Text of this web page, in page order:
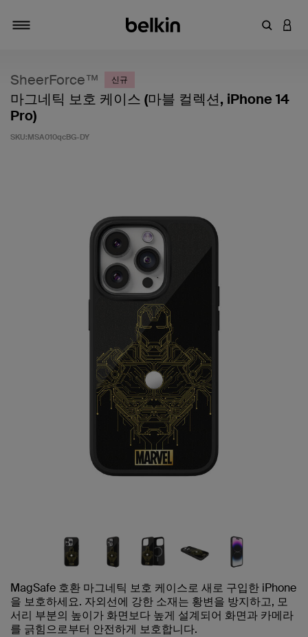
키워드
SheerForce™ 신규
마그네틱 보호 케이스 (마블 컬렉션, iPhone 14
Pro)
SKU:MSA010qcBG-DY
MagSafe 호환 마그네틱 보호 케이스로 새로 구입한 iPhone
을 보호하세요. 자외선에 강한 소재는 황변을 방지하고, 모
서리 부분의 높이가 화면보다 높게 설계되어 화면과 카메라
를 긁힘으로부터 안전하게 보호합니다.